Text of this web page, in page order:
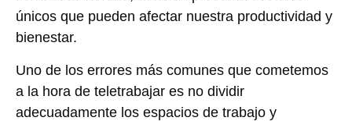
únicos que pueden afectar nuestra productividad y
bienestar.
Uno de los errores más comunes que cometemos
a la hora de teletrabajar es no dividir
adecuadamente los espacios de trabajo y